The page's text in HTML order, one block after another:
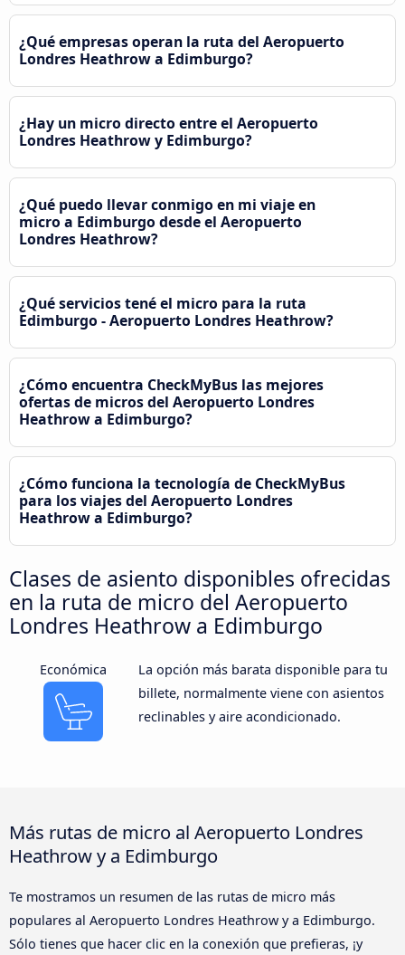
¿Qué empresas operan la ruta del Aeropuerto
Londres Heathrow a Edimburgo?
¿Hay un micro directo entre el Aeropuerto
Londres Heathrow y Edimburgo?
¿Qué puedo llevar conmigo en mi viaje en
micro a Edimburgo desde el Aeropuerto
Londres Heathrow?
¿Qué servicios tené el micro para la ruta
Edimburgo - Aeropuerto Londres Heathrow?
¿Cómo encuentra CheckMyBus las mejores
ofertas de micros del Aeropuerto Londres
Heathrow a Edimburgo?
¿Cómo funciona la tecnología de CheckMyBus
para los viajes del Aeropuerto Londres
Heathrow a Edimburgo?
Clases de asiento disponibles ofrecidas
en la ruta de micro del Aeropuerto
Londres Heathrow a Edimburgo
Económica
La opción más barata disponible para tu
billete, normalmente viene con asientos
reclinables y aire acondicionado.
Más rutas de micro al Aeropuerto Londres
Heathrow y a Edimburgo
Te mostramos un resumen de las rutas de micro más
populares al Aeropuerto Londres Heathrow y a Edimburgo.
Sólo tienes que hacer clic en la conexión que prefieras, ¡y